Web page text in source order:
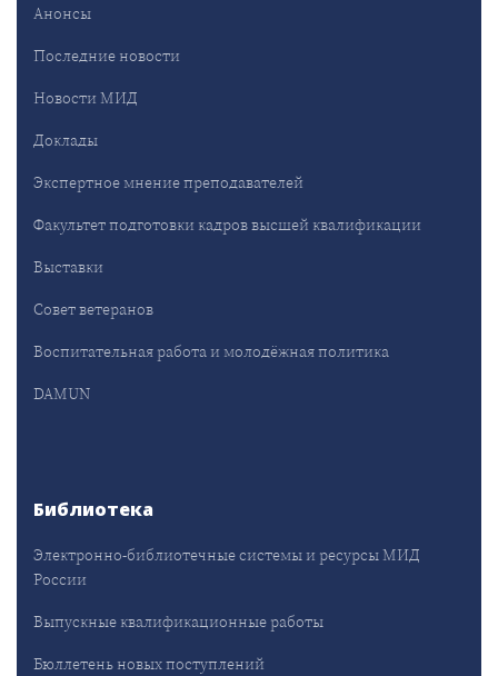
Анонсы
Последние новости
Новости МИД
Доклады
Экспертное мнение преподавателей
Факультет подготовки кадров высшей квалификации
Выставки
Совет ветеранов
Воспитательная работа и молодёжная политика
DAMUN
Библиотека
Электронно-библиотечные системы и ресурсы МИД
России
Выпускные квалификационные работы
Бюллетень новых поступлений